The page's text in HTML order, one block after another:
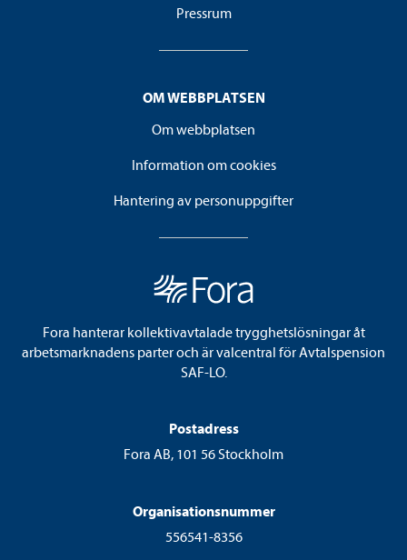
Pressrum
OM WEBBPLATSEN
Om webbplatsen
Information om cookies
Hantering av personuppgifter
Fora hanterar kollektivavtalade trygghetslösningar åt
arbetsmarknadens parter och är valcentral för Avtalspension
SAF-LO.
Postadress
Fora AB, 101 56 Stockholm
Organisationsnummer
556541-8356